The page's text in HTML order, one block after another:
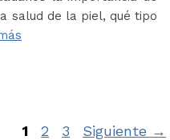
salud de la piel, qué tipo
Página
1 Página
2 Página
3 Siguiente →